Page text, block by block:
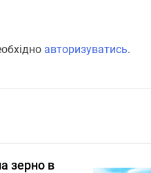
авторизуватись.
зерно в